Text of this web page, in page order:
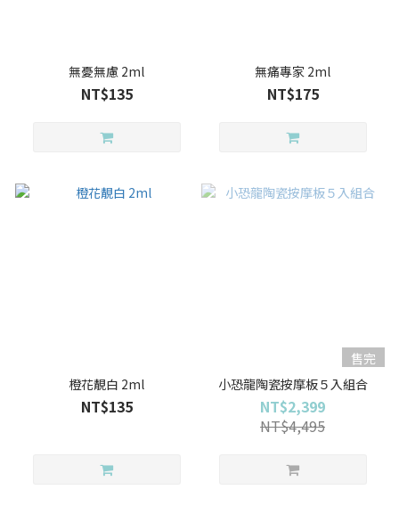
無憂無慮 2ml
NT$135
無痛專家 2ml
NT$175
橙花靚白 2ml
NT$135
售完
小恐龍陶瓷按摩板５入組合
NT$2,399
NT$4,495